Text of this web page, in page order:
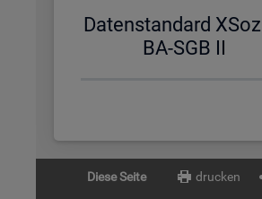
Da­ten­stan­dard
BA-SGB II
Diese Seite drucken